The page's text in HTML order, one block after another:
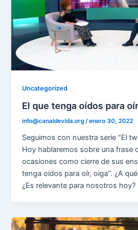
Uncategorized
El que tenga oídos para oír
info@canaldevida.org /enero 30, 2022
Seguimos con nuestra serie “El
Hoy hablaremos sobre una frase
ocasiones como cierre de sus
tenga oídos para oír, oiga”. ¿A
¿Es relevante para nosotros hoy?